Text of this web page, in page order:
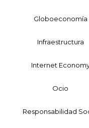
Globoeconomía
Infraestructura
Internet
Ocio
Responsabilidad